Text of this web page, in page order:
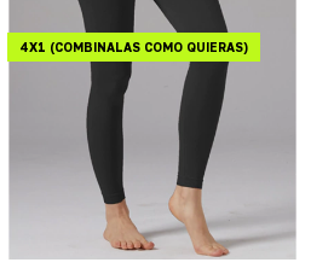
4X1 (COMBINALAS COMO QUIERAS)